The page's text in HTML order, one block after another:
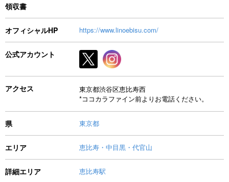
領収書
オフィシャルHP https://www.linoebisu.com/
公式アカウント
アクセス
東京都渋谷区恵比寿西
*ココカラファイン前よりお電話ください。
県 東京都
エリア 恵比寿・中目黒・代官山
詳細エリア 恵比寿駅